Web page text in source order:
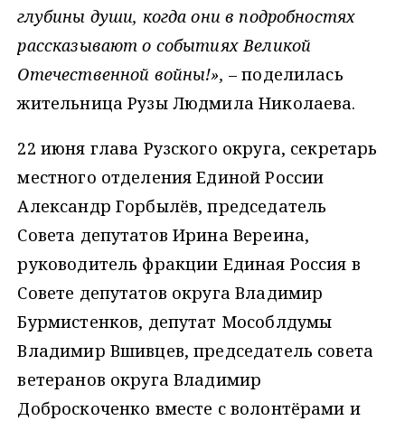
глубины души, когда они в подробностях
рассказывают о событиях Великой
Отечественной войны!», – поделилась
жительница Рузы Людмила Николаева.
22 июня глава Рузского округа, секретарь
местного отделения Единой России
Александр Горбылёв, председатель
Совета депутатов Ирина Вереина,
руководитель фракции Единая Россия в
Совете депутатов округа Владимир
Бурмистенков, депутат Мособлдумы
Владимир Вшивцев, председатель совета
ветеранов округа Владимир
Доброскоченко вместе с волонтёрами и